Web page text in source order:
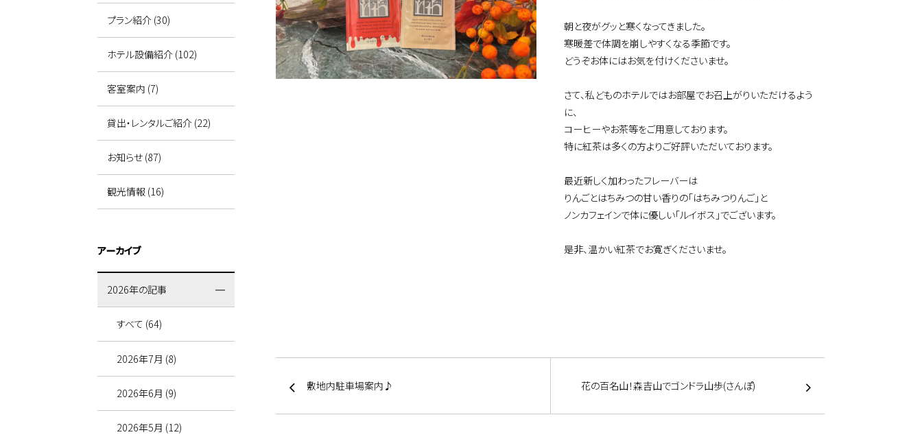
朝と夜がグッと寒くなってきました。
寒暖差で体調を崩しやすくなる季節です。
どうぞお体にはお気を付けくださいませ。
さて、私どものホテルではお部屋でお召上がりいただけるよう
に、
コーヒーやお茶等をご用意しております。
特に紅茶は多くの方よりご好評いただいております。
最近新しく加わったフレーバーは
りんごとはちみつの甘い香りの「はちみつりんご」と
ノンカフェインで体に優しい「ルイボス」でございます。
是非、温かい紅茶でお寛ぎくださいませ。
敷地内駐車場案内♪ 花の百名山！森吉山でゴンドラ山歩(さんぽ)
プラン紹介 (30)
ホテル設備紹介 (102)
客室案内 (7)
貸出・レンタルご紹介 (22)
お知らせ (87)
観光情報 (16)
アーカイブ
2026年の記事
すべて (64)
2026年7月 (8)
2026年6月 (9)
2026年5月 (12)